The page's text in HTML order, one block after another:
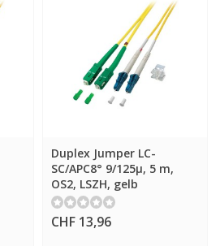
Duplex Jumper LC-
SC/APC8° 9/125µ, 5 m,
OS2, LSZH, gelb
CHF 13,96